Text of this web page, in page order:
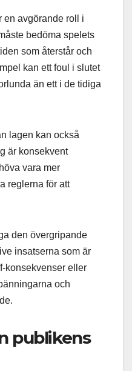
en avgörande roll i
bedöma spelets
som återstår och
kan ett foul i slutet
än ett i de tidiga
lagen kan också
är konsekvent
vara mer
reglerna för att
den övergripande
insatserna som är
konsekvenser eller
och
publikens